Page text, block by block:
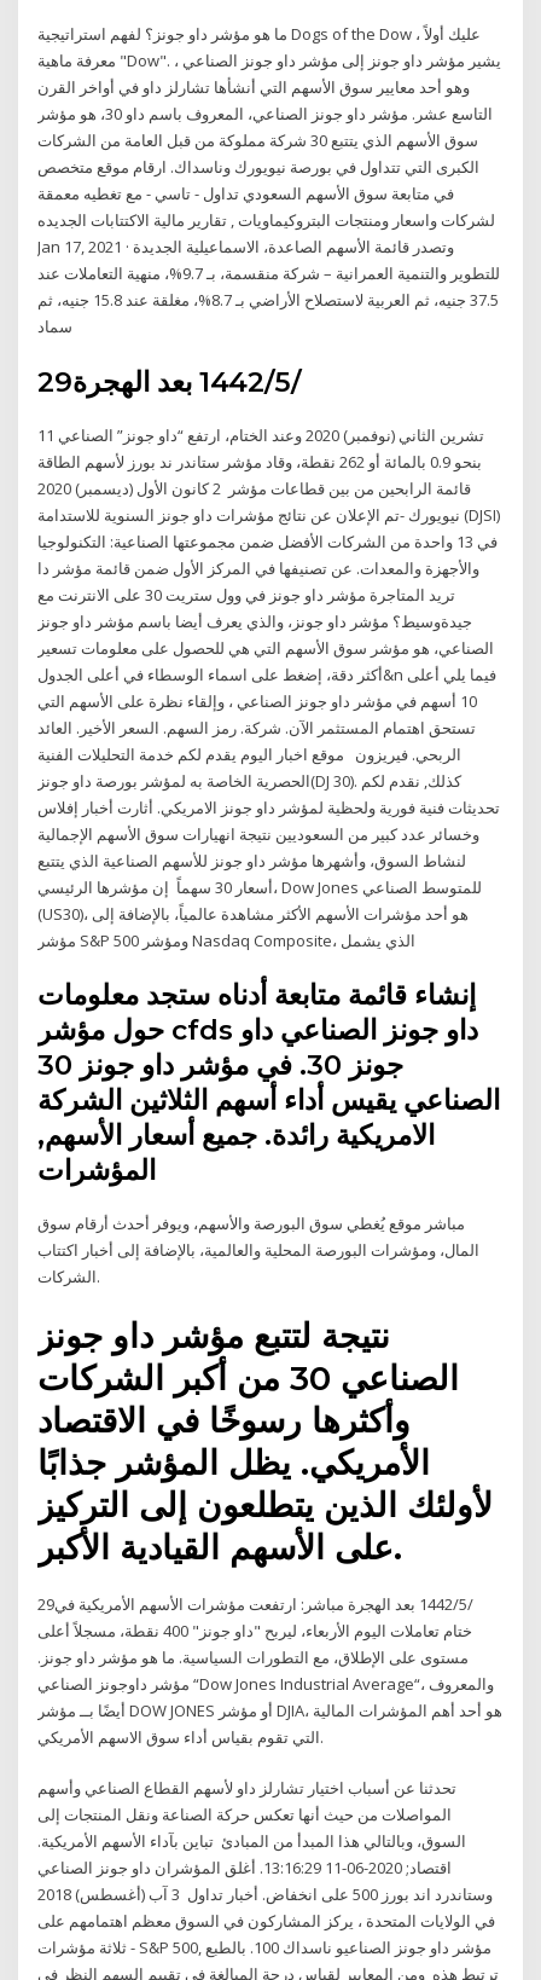
ما هو مؤشر داو جونز؟ لفهم استراتيجية Dogs of the Dow ، عليك أولاً
معرفة ماهية "Dow". يشير مؤشر داو جونز إلى مؤشر داو جونز الصناعي ،
وهو أحد معايير سوق الأسهم التي أنشأها تشارلز داو في أواخر القرن
التاسع عشر. مؤشر داو جونز الصناعي، المعروف باسم داو 30، هو مؤشر
سوق الأسهم الذي يتتبع 30 شركة مملوكة من قبل العامة من الشركات
الكبرى التي تتداول في بورصة نيويورك وناسداك. ارقام موقع متخصص
في متابعة سوق الأسهم السعودي تداول - تاسي - مع تغطيه معمقة
لشركات واسعار ومنتجات البتروكيماويات , تقارير مالية الاكتتابات الجديده
Jan 17, 2021 · وتصدر قائمة الأسهم الصاعدة، الاسماعيلية الجديدة
للتطوير والتنمية العمرانية – شركة منقسمة، بـ 9.7%، منهية التعاملات عند
37.5 جنيه، ثم العربية لاستصلاح الأراضي بـ 8.7%، مغلقة عند 15.8 جنيه، ثم
سماد
29‏‏/5‏‏/1442 بعد الهجرة
11 تشرين الثاني (نوفمبر) 2020 وعند الختام، ارتفع “داو جونز” الصناعي
بنحو 0.9 بالمائة أو 262 نقطة، وقاد مؤشر ستاندر ند بورز لأسهم الطاقة
قائمة الرابحين من بين قطاعات مؤشر 2 كانون الأول (ديسمبر) 2020
نيويورك -تم الإعلان عن نتائج مؤشرات داو جونز السنوية للاستدامة (DJSI)
في 13 واحدة من الشركات الأفضل ضمن مجموعتها الصناعية: التكنولوجيا
والأجهزة والمعدات. عن تصنيفها في المركز الأول ضمن قائمة مؤشر دا
تريد المتاجرة مؤشر داو جونز في وول ستريت 30 على الانترنت مع
جيدةوسيط؟ مؤشر داو جونز، والذي يعرف أيضا باسم مؤشر داو جونز
الصناعي، هو مؤشر سوق الأسهم التي هي للحصول على معلومات تسعير
أكثر دقة، إضغط على اسماء الوسطاء في أعلى الجدول&n فيما يلي أعلى
10 أسهم في مؤشر داو جونز الصناعي ، وإلقاء نظرة على الأسهم التي
تستحق اهتمام المستثمر الآن. شركة. رمز السهم. السعر الأخير. العائد
الربحي. فيريزون موقع اخبار اليوم يقدم لكم خدمة التحليلات الفنية
الحصرية الخاصة به لمؤشر بورصة داو جونز(DJ 30). كذلك, نقدم لكم
تحديثات فنية فورية ولحظية لمؤشر داو جونز الامريكي. أثارت أخبار إفلاس
وخسائر عدد كبير من السعوديين نتيجة انهيارات سوق الأسهم الإجمالية
لنشاط السوق، وأشهرها مؤشر داو جونز للأسهم الصناعية الذي يتتبع
أسعار 30 سهماً إن مؤشرها الرئيسي، Dow Jones للمتوسط الصناعي
(US30)، هو أحد مؤشرات الأسهم الأكثر مشاهدة عالمياً، بالإضافة إلى
إنشاء قائمة متابعة أدناه ستجد معلومات
حول مؤشر cfds داو جونز الصناعي داو
جونز 30. في مؤشر داو جونز 30
الصناعي يقيس أداء أسهم الثلاثين الشركة
الامريكية رائدة. جميع أسعار الأسهم,
المؤشرات
مباشر موقع يُغطي سوق البورصة والأسهم، ويوفر أحدث أرقام سوق
المال، ومؤشرات البورصة المحلية والعالمية، بالإضافة إلى أخبار اكتتاب
الشركات.
نتيجة لتتبع مؤشر داو جونز
الصناعي 30 من أكبر الشركات
وأكثرها رسوخًا في الاقتصاد
الأمريكي. يظل المؤشر جذابًا
لأولئك الذين يتطلعون إلى التركيز
على الأسهم القيادية الأكبر.
29‏‏/5‏‏/1442 بعد الهجرة مباشر: ارتفعت مؤشرات الأسهم الأمريكية في
ختام تعاملات اليوم الأربعاء، ليربح "داو جونز" 400 نقطة، مسجلاً أعلى
مستوى على الإطلاق، مع التطورات السياسية. ما هو مؤشر داو جونز.
مؤشر داوجونز الصناعي “Dow Jones Industrial Average“، والمعروف
أيضًا بــ مؤشر DOW JONES أو مؤشر DJIA، هو أحد أهم المؤشرات المالية
التي تقوم بقياس أداء سوق الاسهم الأمريكي.
تحدثنا عن أسباب اختيار تشارلز داو لأسهم القطاع الصناعي وأسهم
المواصلات من حيث أنها تعكس حركة الصناعة ونقل المنتجات إلى
السوق، وبالتالي هذا المبدأ من المبادئ تباين بآداء الأسهم الأمريكية.
اقتصاد; 2020-06-11 13:16:29. أغلق المؤشران داو جونز الصناعي
وستاندرد اند بورز 500 على انخفاض. أخبار تداول 3 آب (أغسطس) 2018
في الولايات المتحدة ، يركز المشاركون في السوق معظم اهتمامهم على
ثلاثة مؤشرات - S&P 500, مؤشر داو جونز الصناعيو ناسداك 100. بالطبع
ترتبط هذه ومن المعايير لقياس درجة المبالغة في تقييم السهم النظر في